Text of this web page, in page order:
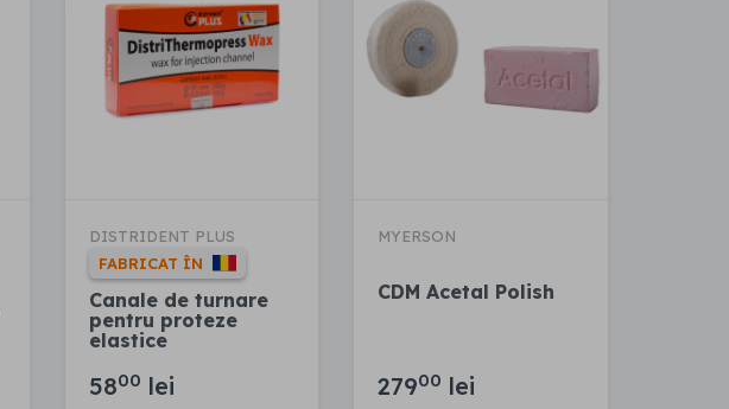
DISTRIDENT PLUS
FABRICAT ÎN
Canale de turnare
pentru proteze
elastice
5800 lei
MYERSON
CDM Acetal Polish
27900 lei